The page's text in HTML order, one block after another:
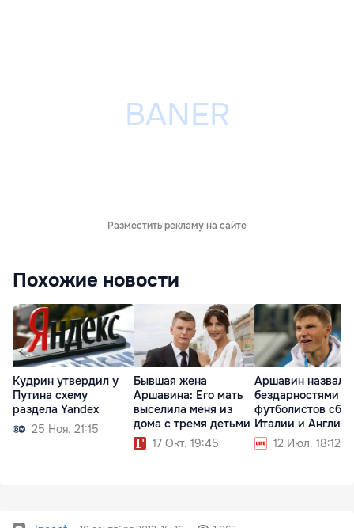
Разместить рекламу на сайте
Похожие новости
Кудрин утвердил у
Путина схему
раздела Yandex
25 Ноя. 21:15
Бывшая жена
Аршавина: Его мать
выселила меня из
дома с тремя детьми
17 Окт. 19:45
Аршавин назвал
бездарностями
футболистов
Италии и Англии
12 Июл. 18:12